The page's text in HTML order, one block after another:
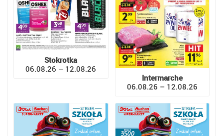
Stokrotka
06.08.26 – 12.08.26
Intermarche
06.08.26 – 12.08.26